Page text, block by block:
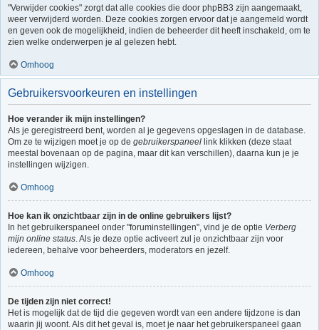
"Verwijder cookies" zorgt dat alle cookies die door phpBB3 zijn aangemaakt,
weer verwijderd worden. Deze cookies zorgen ervoor dat je aangemeld wordt
en geven ook de mogelijkheid, indien de beheerder dit heeft inschakeld, om te
zien welke onderwerpen je al gelezen hebt.
Omhoog
Gebruikersvoorkeuren en instellingen
Hoe verander ik mijn instellingen?
Als je geregistreerd bent, worden al je gegevens opgeslagen in de database.
Om ze te wijzigen moet je op de gebruikerspaneel link klikken (deze staat
meestal bovenaan op de pagina, maar dit kan verschillen), daarna kun je je
instellingen wijzigen.
Omhoog
Hoe kan ik onzichtbaar zijn in de online gebruikers lijst?
In het gebruikerspaneel onder "foruminstellingen", vind je de optie Verberg
mijn online status. Als je deze optie activeert zul je onzichtbaar zijn voor
iedereen, behalve voor beheerders, moderators en jezelf.
Omhoog
De tijden zijn niet correct!
Het is mogelijk dat de tijd die gegeven wordt van een andere tijdzone is dan
waarin jij woont. Als dit het geval is, moet je naar het gebruikerspaneel gaan